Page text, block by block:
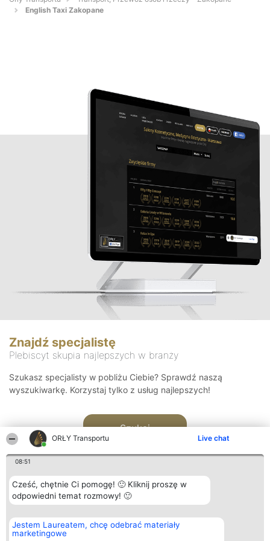
ORŁY Transportu Live chat
08:51
Cześć, chętnie Ci pomogę! 🙂 Kliknij proszę w
odpowiedni temat rozmowy! 🙂
Jestem Laureatem, chcę odebrać materiały
marketingowe
English Taxi Zakopane
Znajdź specjalistę
Plebiscyt skupia najlepszych w branży
Szukasz specjalisty w pobliżu Ciebie? Sprawdź naszą
wyszukiwarkę. Korzystaj tylko z usług najlepszych!
Szukaj
Organizator plebiscytu
Bright Side Solutions sp. z o.
o. sp. k.
Plebiscyt
Laureaci
Kontakt
Kontakt